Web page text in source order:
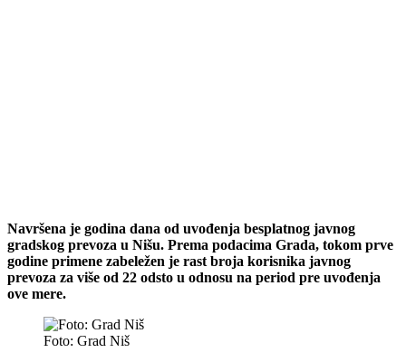
Navršena je godina dana od uvođenja besplatnog javnog
gradskog prevoza u Nišu. Prema podacima Grada, tokom prve
godine primene zabeležen je rast broja korisnika javnog
prevoza za više od 22 odsto u odnosu na period pre uvođenja
ove mere.
Foto: Grad Niš